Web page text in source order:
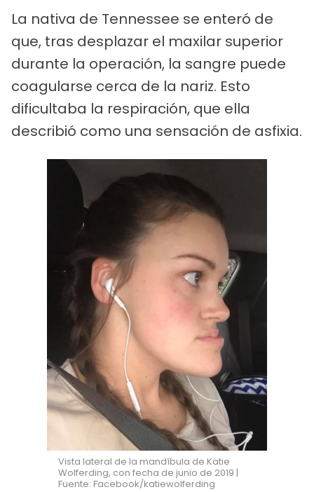
La nativa de Tennessee se enteró de
que, tras desplazar el maxilar superior
durante la operación, la sangre puede
coagularse cerca de la nariz. Esto
dificultaba la respiración, que ella
describió como una sensación de asfixia.
Vista lateral de la mandíbula de Katie
Wolferding, con fecha de junio de 2019 |
Fuente: Facebook/katiewolferding